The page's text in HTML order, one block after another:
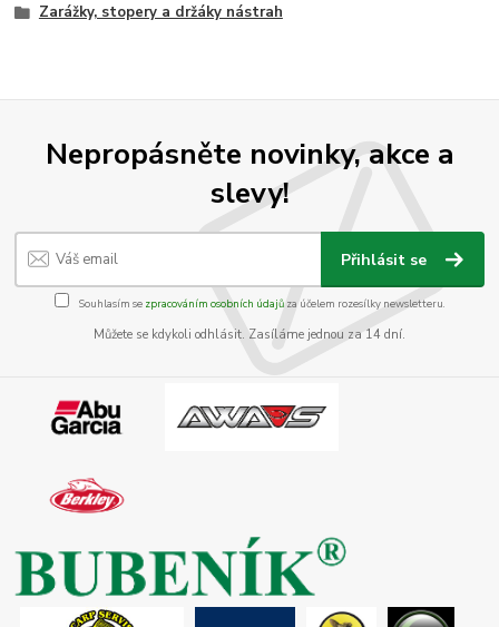
Zarážky, stopery a držáky nástrah
Nepropásněte novinky, akce a
slevy!
Přihlásit se
Souhlasím se zpracováním osobních údajůza účelem rozesílky newsletteru.
Můžete se kdykoli odhlásit. Zasíláme jednou za 14 dní.